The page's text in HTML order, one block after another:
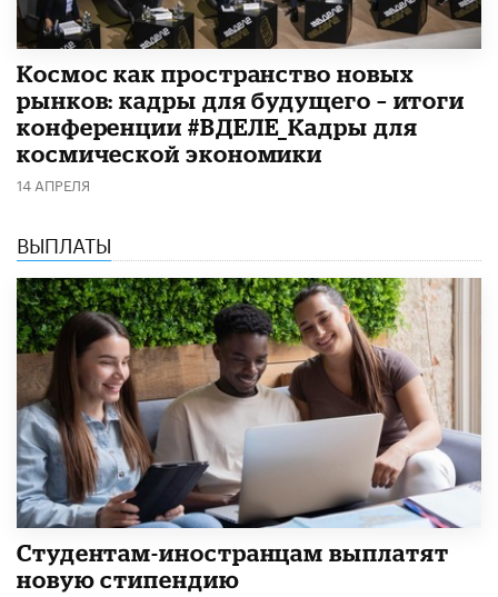
Космос как пространство новых
рынков: кадры для будущего – итоги
конференции #ВДЕЛЕ_Кадры для
космической экономики
14 АПРЕЛЯ
ВЫПЛАТЫ
Студентам-иностранцам выплатят
новую стипендию